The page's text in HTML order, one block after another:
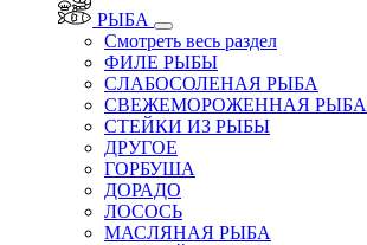
РЫБА
Смотреть весь раздел
ФИЛЕ РЫБЫ
СЛАБОСОЛЕНАЯ РЫБА
СВЕЖЕМОРОЖЕННАЯ РЫБА
СТЕЙКИ ИЗ РЫБЫ
ДРУГОЕ
ГОРБУША
ДОРАДО
ЛОСОСЬ
МАСЛЯНАЯ РЫБА